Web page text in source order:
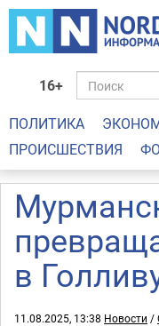
16+
ПОЛИТИКА
ПРОИСШЕСТВИЯ
в
11.08.2025, 13:38 Новости /